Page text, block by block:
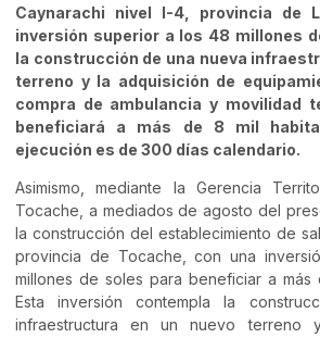
Caynarachi nivel I-4, provincia de
inversión superior a los 48 millones
la construcción de una nueva
terreno y la adquisición de
compra de ambulancia y movilidad
beneficiará a más de 8 mil
ejecución es de 300 días calendario.
Asimismo, mediante la Gerencia
Tocache, a mediados de agosto del
la construcción del establecimiento de
provincia de Tocache, con una
millones de soles para beneficiar a más
Esta inversión contempla la
infraestructura en un nuevo terreno